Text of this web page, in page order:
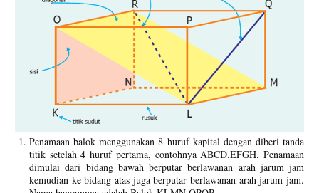
Penamaan balok menggunakan 8 huruf kapital dengan diberi tanda
titik setelah 4 huruf pertama, contohnya ABCD.EFGH. Penamaan
dimulai dari bidang bawah berputar berlawanan arah jarum jam
kemudian ke bidang atas juga berputar berlawanan arah jarum jam.